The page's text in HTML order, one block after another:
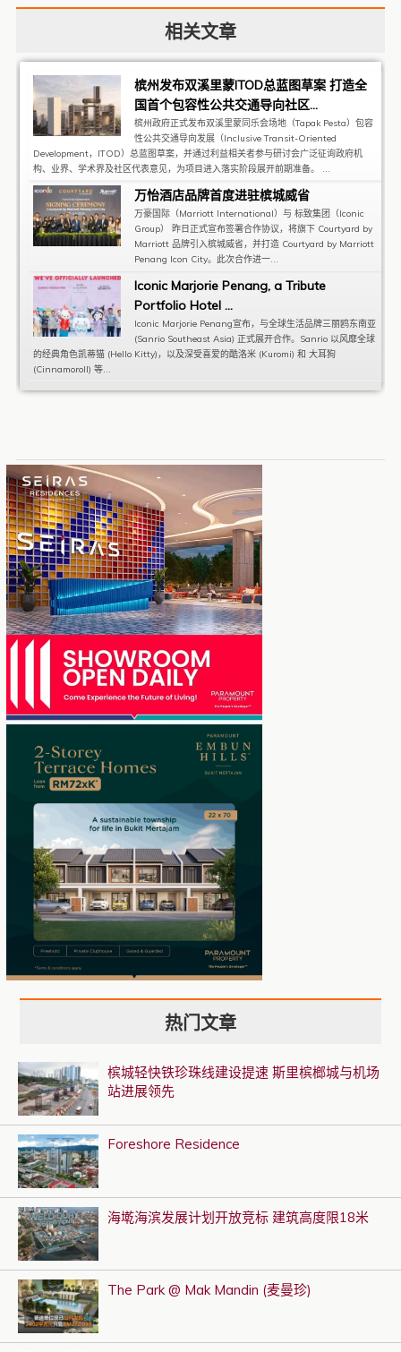
相关文章
槟州发布双溪里蒙ITOD总蓝图草案 打造全
国首个包容性公共交通导向社区...
槟州政府正式发布双溪里蒙同乐会场地（Tapak Pesta）包容
性公共交通导向发展（Inclusive Transit-Oriented
Development，ITOD）总蓝图草案，并通过利益相关者参与研讨会广泛征询政府机
构、业界、学术界及社区代表意见，为项目进入落实阶段展开前期准备。 ...
万怡酒店品牌首度进驻槟城威省
万豪国际（Marriott International）与 标致集团（Iconic
Group） 昨日正式宣布签署合作协议，将旗下 Courtyard by
Marriott 品牌引入槟城威省，并打造 Courtyard by Marriott
Penang Icon City。此次合作进一...
Iconic Marjorie Penang, a Tribute
Portfolio Hotel ...
Iconic Marjorie Penang宣布，与全球生活品牌三丽鸥东南亚
(Sanrio Southeast Asia) 正式展开合作。Sanrio 以风靡全球
的经典角色凯蒂猫 (Hello Kitty)，以及深受喜爱的酷洛米 (Kuromi) 和 大耳狗
(Cinnamoroll) 等...
热门文章
槟城轻快铁珍珠线建设提速 斯里槟榔城与机场
站进展领先
Foreshore Residence
海墘海滨发展计划开放竞标 建筑高度限18米
The Park @ Mak Mandin (麦曼珍)